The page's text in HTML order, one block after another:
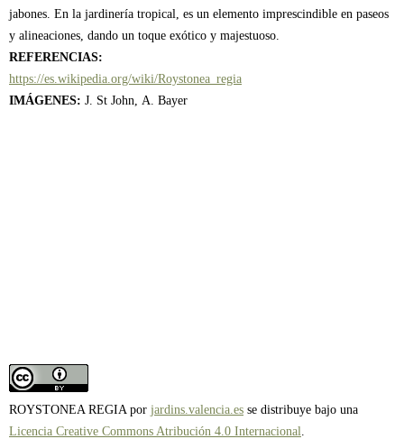
jabones. En la jardinería tropical, es un elemento imprescindible en paseos
y alineaciones, dando un toque exótico y majestuoso.
REFERENCIAS:
https://es.wikipedia.org/wiki/Roystonea_regia
IMÁGENES: J. St John, A. Bayer
ROYSTONEA REGIA por jardins.valencia.es se distribuye bajo una
Licencia Creative Commons Atribución 4.0 Internacional